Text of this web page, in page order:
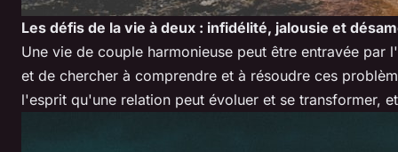
Les défis de la vie à deux : infidélité, jalousie et
Une vie de couple harmonieuse peut être entravée
et de chercher à comprendre et à résoudre ces
l'esprit qu'une relation peut évoluer et se transformer,